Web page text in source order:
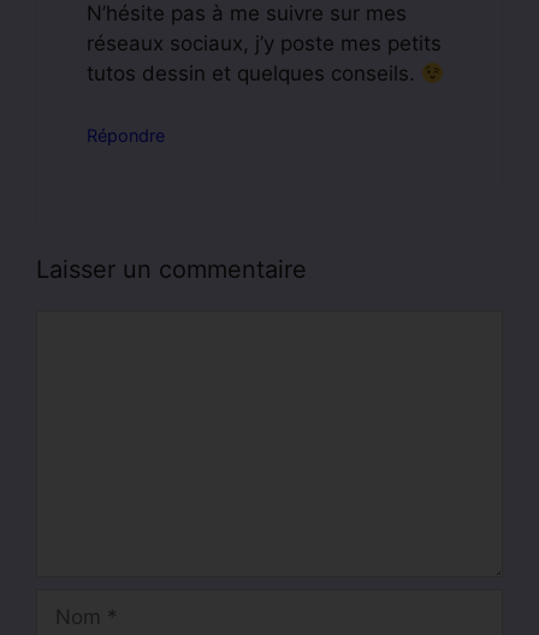
N’hésite pas à me suivre sur mes
réseaux sociaux, j’y poste mes petits
tutos dessin et quelques conseils.
Répondre
Laisser un commentaire